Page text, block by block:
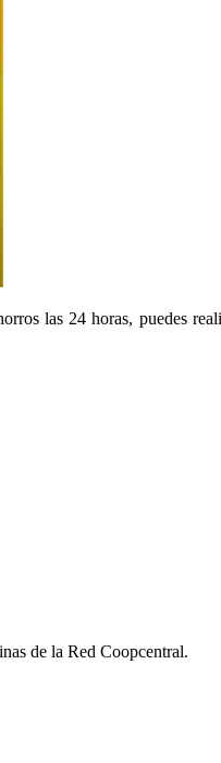
las 24 horas, puedes
de la Red Coopcentral.